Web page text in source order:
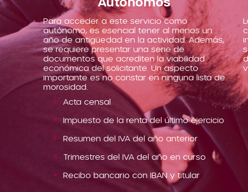
Para acceder a este servicio como
autónomo, es esencial tener al menos un
año de antigüedad en la actividad. Además,
se requiere presentar una serie de
documentos que acrediten la viabilidad
económica del solicitante. Un aspecto
importante es no constar en ninguna lista de
morosidad.
Acta censal
Impuesto de la renta del último ejercicio
Resumen del IVA del año anterior
Trimestres del IVA del año en curso
Recibo bancario con IBAN y titular